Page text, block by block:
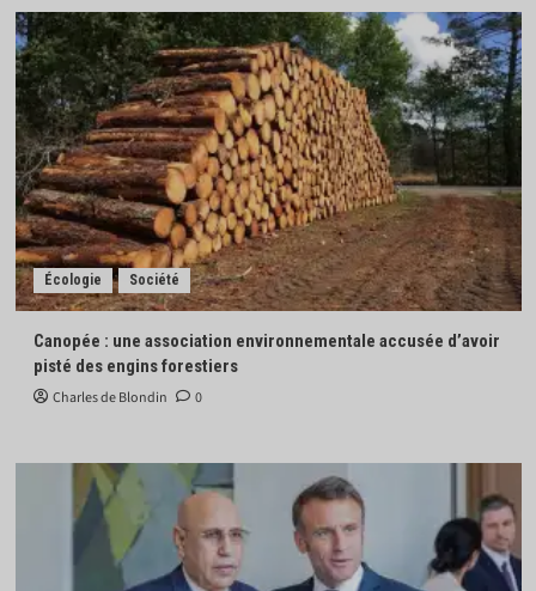
Écologie Société
Canopée : une association environnementale accusée d’avoir
pisté des engins forestiers
Charles de Blondin 0